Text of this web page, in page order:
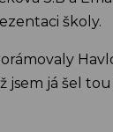
školy.
jsem já šel